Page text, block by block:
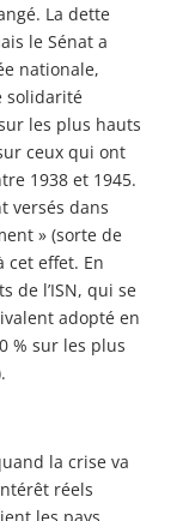
La dette
le Sénat a
nationale,
solidarité
les plus hauts
ceux qui ont
1938 et 1945.
versés dans
» (sorte de
cet effet. En
de l’ISN, qui se
adopté en
% sur les plus
la crise va
réels